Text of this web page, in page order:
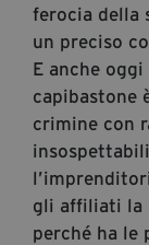
ferocia della
un preciso
E anche
capibastone
crimine con
gli affiliati la
perché ha le